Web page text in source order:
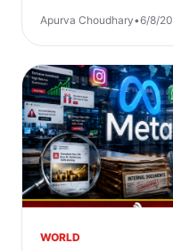
Apurva Choudhary•6/8/
WORLD